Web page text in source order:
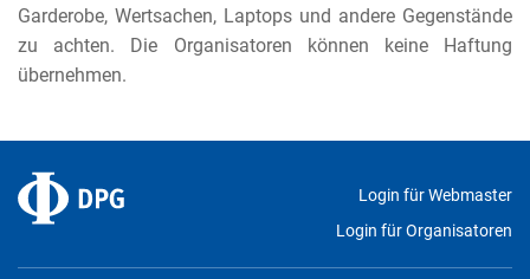
Garderobe, Wertsachen, Laptops und andere Gegenstände
zu achten. Die Organisatoren können keine Haftung
übernehmen.
Login für Webmaster
Login für Organisatoren